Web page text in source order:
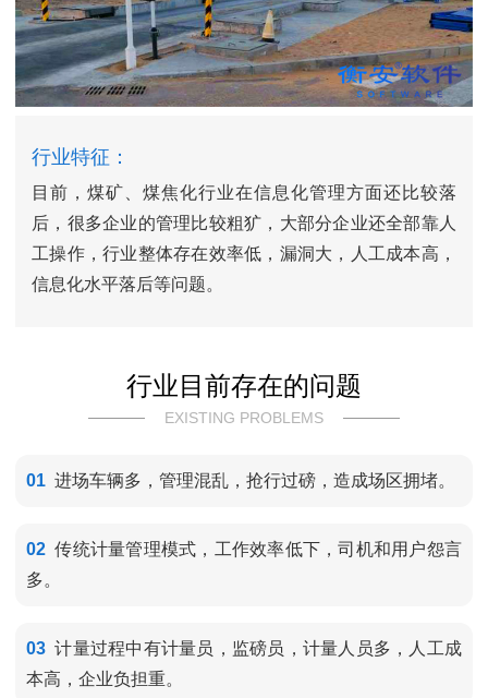
行业特征：
目前，煤矿、煤焦化行业在信息化管理方面还比较落
后，很多企业的管理比较粗犷，大部分企业还全部靠人
工操作，行业整体存在效率低，漏洞大，人工成本高，
信息化水平落后等问题。
行业目前存在的问题
EXISTING PROBLEMS
01 进场车辆多，管理混乱，抢行过磅，造成场区拥堵。
02 传统计量管理模式，工作效率低下，司机和用户怨言
多。
03 计量过程中有计量员，监磅员，计量人员多，人工成
本高，企业负担重。